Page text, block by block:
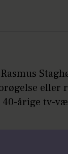
eller
40-årige tv-